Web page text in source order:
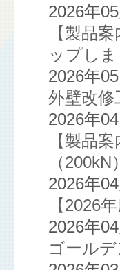
2026年
【製品
ップし
2026年
外壁改修
2026年
【製品
（
2026年
【2026
2026年
ゴール